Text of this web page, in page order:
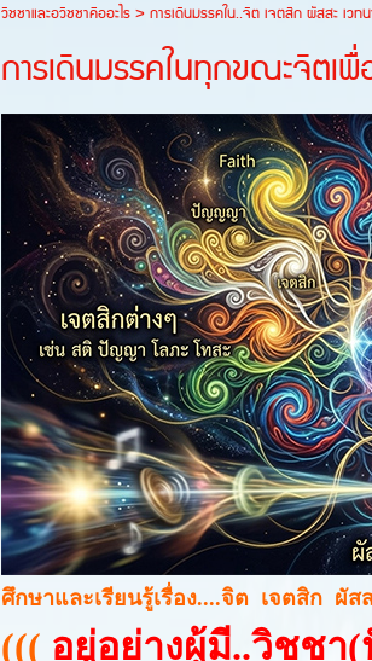
วิชชาและอวิชชาคืออะไร>การเดินมรรคใน..จิต เจตสิก ผัสสะ เวท
การเดินมรรคในทุกขณะจิตเ
ศึกษาและเรียนรู้เรื่อง....จิต เจตสิก ผัส
((( อยู่อย่างผู้มี..วิชช